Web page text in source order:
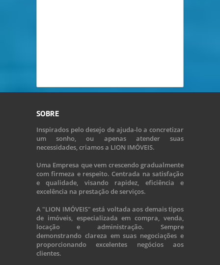
SOBRE
Inspirados pelo desejo de ajuda-lo a concretizar
um sonho, ou apenas atender suas
necessidades, criamos a LION IMÓVEIS.
Uma Empresa que vem crescendo gradualmente
com firmeza e respeito. Centrada na satisfação
e qualidade, visando rapidez, eficiência e
excelência na prestação de serviços.
A "LION IMÓVEIS" está voltada aos demais tipos
de imóveis, especializada em compra, venda,
locação e administração. Sempre
demonstrando clareza em suas negociações e
proporcionando excelentes negócios aos
clientes.